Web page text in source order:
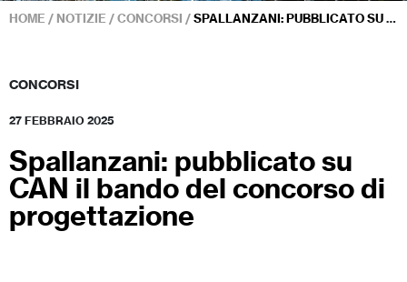
HOME / NOTIZIE /CONCORSI /SPALLANZANI: PUBBLICATO SU CAN IL BANDO DEL CONCORSO DI PROGETTAZIONE
CONCORSI
27 FEBBRAIO 2025
Spallanzani: pubblicato su
CAN il bando del concorso di
progettazione